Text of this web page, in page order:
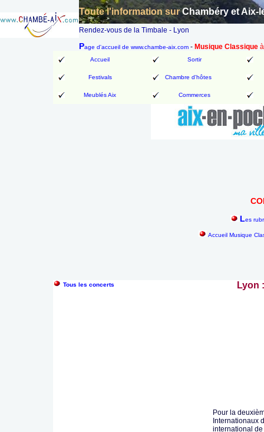
Toute l'information surChambéry et Aix-
Rendez-vous de la Timbale - Lyon
Page d'accueil de www.chambe-aix.com - Musique Classique
Accueil Sortir
Festivals Chambre d'hôtes
Meublés Aix Commerces
Les
Accueil Musique
Tous les concerts Lyon
Pour la
Internationaux
international